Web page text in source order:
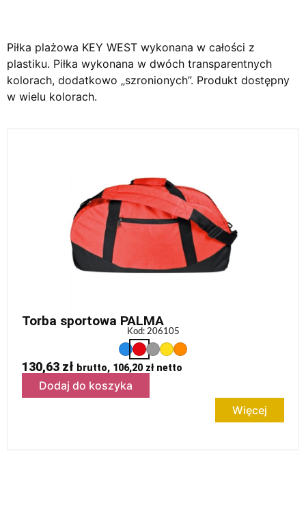
Piłka plażowa KEY WEST wykonana w całości z
plastiku. Piłka wykonana w dwóch transparentnych
kolorach, dodatkowo „szronionych”. Produkt dostępny
w wielu kolorach.
Torba sportowa PALMA
Kod: 206105
130,63 zł brutto, 106,20 złnetto
Dodaj do koszyka
Więcej